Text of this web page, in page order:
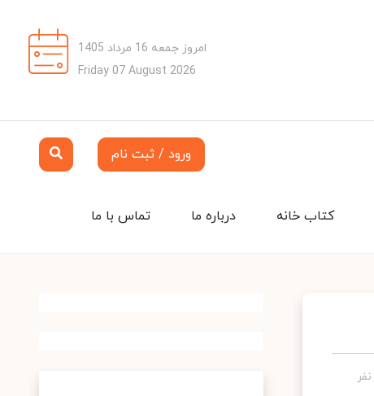
امروز جمعه 16 مرداد 1405
Friday 07 August 2026
ورود / ثبت نام
تماس با ما درباره ما کتاب خانه